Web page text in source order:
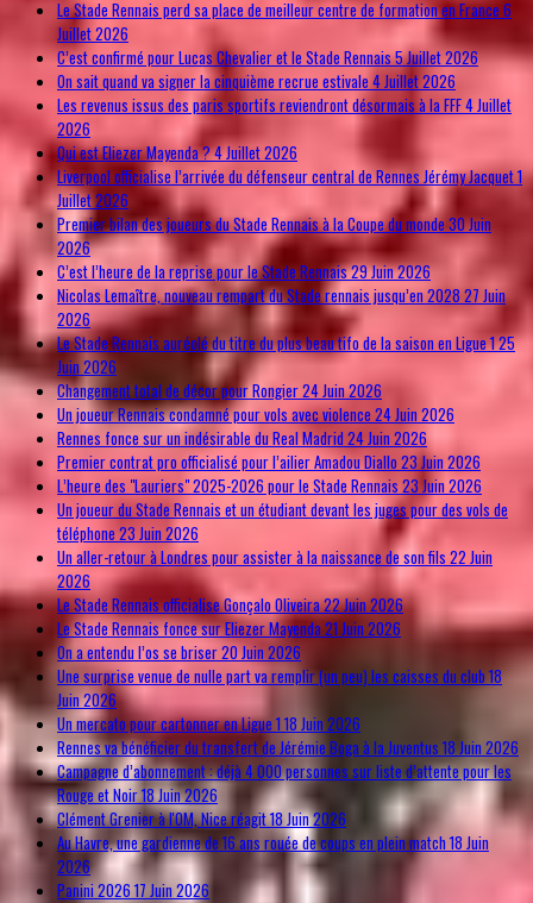
Le Stade Rennais perd sa place de meilleur centre de formation en France 6
Juillet 2026
C’est confirmé pour Lucas Chevalier et le Stade Rennais5 Juillet 2026
On sait quand va signer la cinquième recrue estivale4 Juillet 2026
Les revenus issus des paris sportifs reviendront désormais à la FFF4 Juillet
2026
Qui est Eliezer Mayenda ?4 Juillet 2026
Liverpool officialise l’arrivée du défenseur central de Rennes Jérémy Jacquet1
Juillet 2026
Premier bilan des joueurs du Stade Rennais à la Coupe du monde30 Juin
2026
C’est l’heure de la reprise pour le Stade Rennais29 Juin 2026
Nicolas Lemaître, nouveau rempart du Stade rennais jusqu’en 202827 Juin
2026
Le Stade Rennais auréolé du titre du plus beau tifo de la saison en Ligue 125
Juin 2026
Changement total de décor pour Rongier24 Juin 2026
Un joueur Rennais condamné pour vols avec violence 24 Juin 2026
Rennes fonce sur un indésirable du Real Madrid 24 Juin 2026
Premier contrat pro officialisé pour l’ailier Amadou Diallo 23 Juin 2026
L’heure des "Lauriers" 2025-2026 pour le Stade Rennais 23 Juin 2026
Un joueur du Stade Rennais et un étudiant devant les juges pour des vols de
téléphone 23 Juin 2026
Un aller-retour à Londres pour assister à la naissance de son fils 22 Juin
2026
Le Stade Rennais officialise Gonçalo Oliveira22 Juin 2026
Le Stade Rennais fonce sur Eliezer Mayenda21 Juin 2026
On a entendu l’os se briser20 Juin 2026
Une surprise venue de nulle part va remplir (un peu) les caisses du club18
Juin 2026
Un mercato pour cartonner en Ligue 1 18 Juin 2026
Rennes va bénéficier du transfert de Jérémie Boga à la Juventus 18 Juin 2026
Campagne d’abonnement : déjà 4 000 personnes sur liste d’attente pour les
Rouge et Noir18 Juin 2026
Clément Grenier à l'OM, Nice réagit18 Juin 2026
Au Havre, une gardienne de 16 ans rouée de coups en plein match18 Juin
2026
Panini 2026 17 Juin 2026